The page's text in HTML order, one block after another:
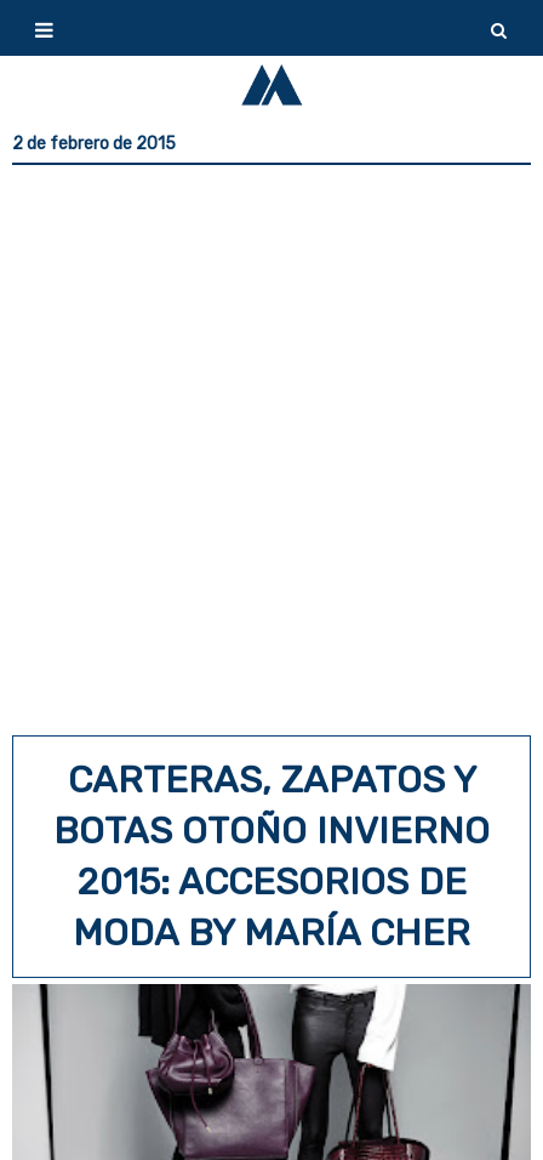
2 de febrero de 2015
CARTERAS, ZAPATOS Y
BOTAS OTOÑO INVIERNO
2015: ACCESORIOS DE
MODA BY MARÍA CHER